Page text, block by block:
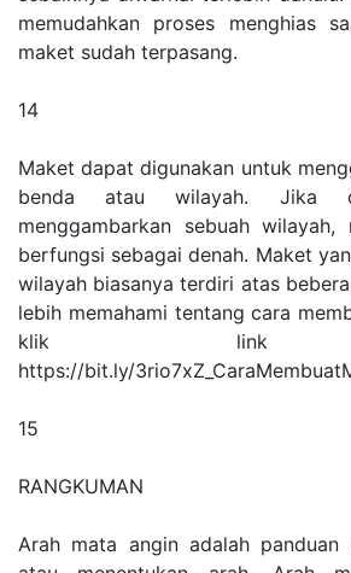
memudahkan proses menghias
maket sudah terpasang.
14
Maket dapat digunakan untuk
benda atau wilayah. Jika
menggambarkan sebuah
berfungsi sebagai denah. Maket
wilayah biasanya terdiri atas
lebih memahami tentang cara
klik link
https://bit.ly/
15
RANGKUMAN
Arah mata angin adalah panduan